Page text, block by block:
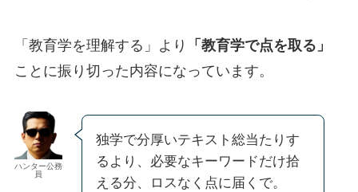
「教育学を理解する」より
「教育学で点を取る」
ことに振り切った内容になっています。
ハンター公務
員
独学で分厚いテキスト総当たりす
るより、必要なキーワードだけ拾
える分、ロスなく点に届くで。